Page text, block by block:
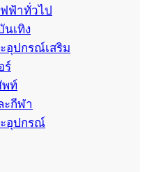
ฟ้าทั่วไป
เทิง
อุปกรณ์เสริม
ร์
พท์
ะกีฬา
อุปกรณ์